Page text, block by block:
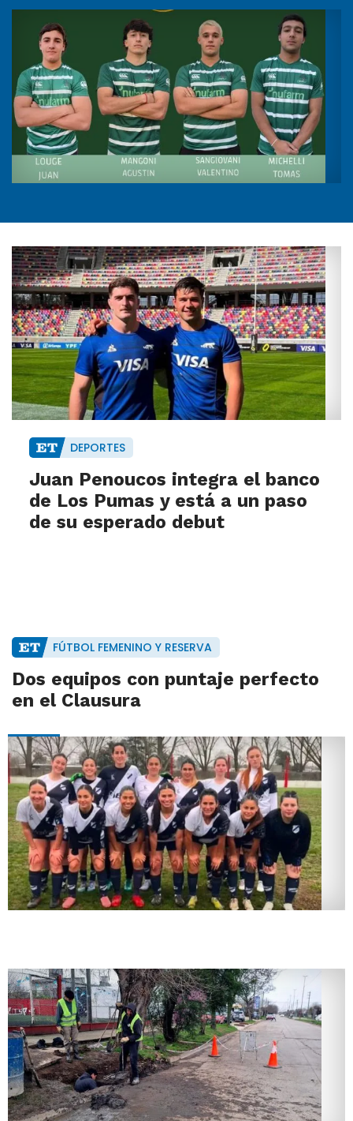
DEPORTES
Juan Penoucos integra el banco
de Los Pumas y está a un paso
de su esperado debut
FÚTBOL FEMENINO Y RESERVA
Dos equipos con puntaje perfecto
en el Clausura